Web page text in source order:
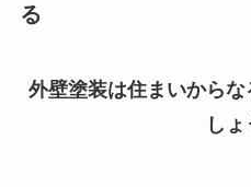
る
外壁塗装は住まいから
しょ